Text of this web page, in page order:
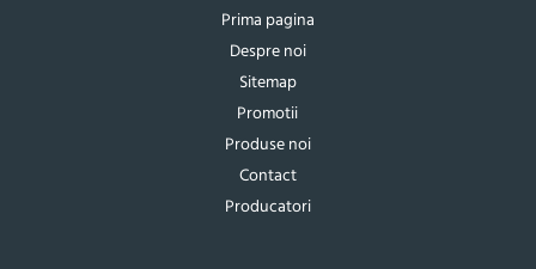
Prima pagina
Despre noi
Sitemap
Promotii
Produse noi
Contact
Producatori